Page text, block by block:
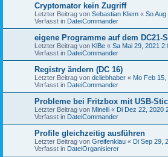
Cryptomator kein Zugriff
Letzter Beitrag von Sebastian Kliem « So
Verfasst in DateiCommander
eigene Programme auf dem DC21-
Letzter Beitrag von KlBe « Sa Mai 29, 2021
Verfasst in DateiCommander
Registry ändern (DC 16)
Letzter Beitrag von dcliebhaber « Mo Feb
Verfasst in DateiCommander
Probleme bei Fritzbox mit USB-
Letzter Beitrag von Minelli « Di Dez 22, 2020
Verfasst in DateiCommander
Profile gleichzeitig ausführen
Letzter Beitrag von Greifenklau « Di Sep 29,
Verfasst in DateiOrganisierer